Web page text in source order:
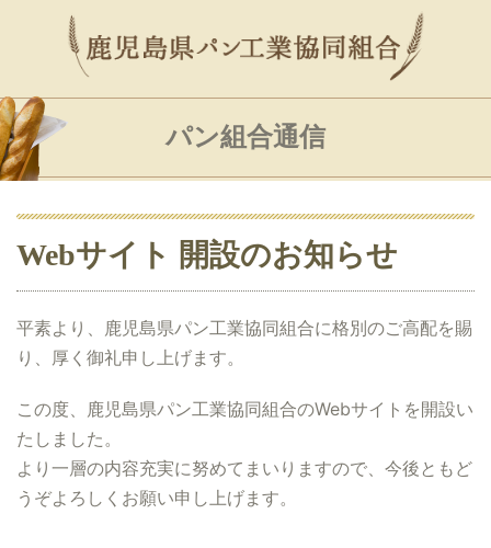
パン組合通信
Webサイト 開設のお知らせ
平素より、鹿児島県パン工業協同組合に格別のご高配を賜
り、厚く御礼申し上げます。
この度、鹿児島県パン工業協同組合のWebサイトを開設い
たしました。
より一層の内容充実に努めてまいりますので、今後ともど
うぞよろしくお願い申し上げます。